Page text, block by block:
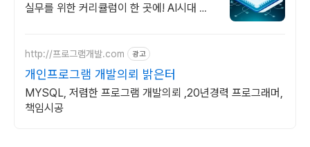
실무를 위한 커리큘럼이 한 곳에! AI시대 개
http://프로그램개발.com 광고
개인프로그램 개발의뢰 밝은터
MYSQL, 저렴한 프로그램 개발의뢰 ,20년경력 프로그래머,
책임시공